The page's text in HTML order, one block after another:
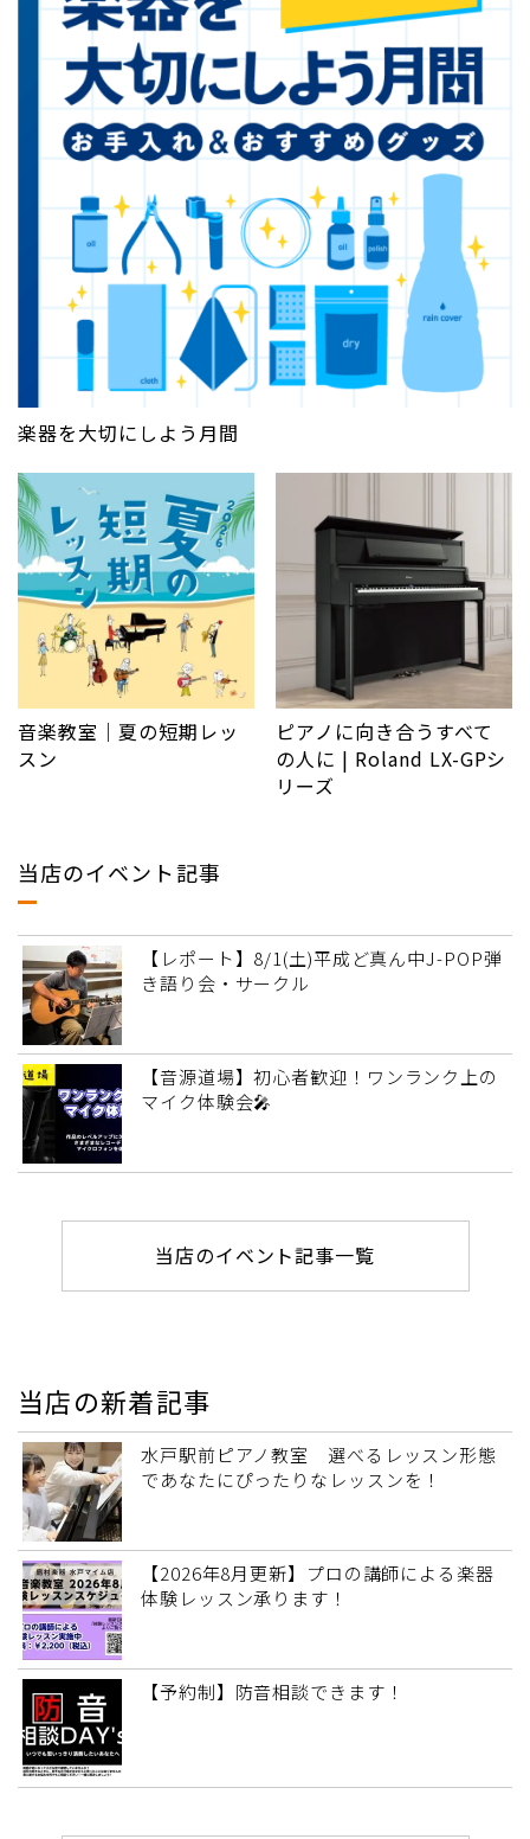
楽器を大切にしよう月間
音楽教室｜夏の短期レッ
スン
ピアノに向き合うすべて
の人に | Roland LX-GPシ
リーズ
当店のイベント記事
【レポート】8/1(土)平成ど真ん中J-POP弾
き語り会・サークル
【音源道場】初心者歓迎！ワンランク上の
マイク体験会🎤
当店のイベント記事一覧
当店の新着記事
水戸駅前ピアノ教室 選べるレッスン形態
であなたにぴったりなレッスンを！
【2026年8月更新】プロの講師による楽器
体験レッスン承ります！
【予約制】防音相談できます！